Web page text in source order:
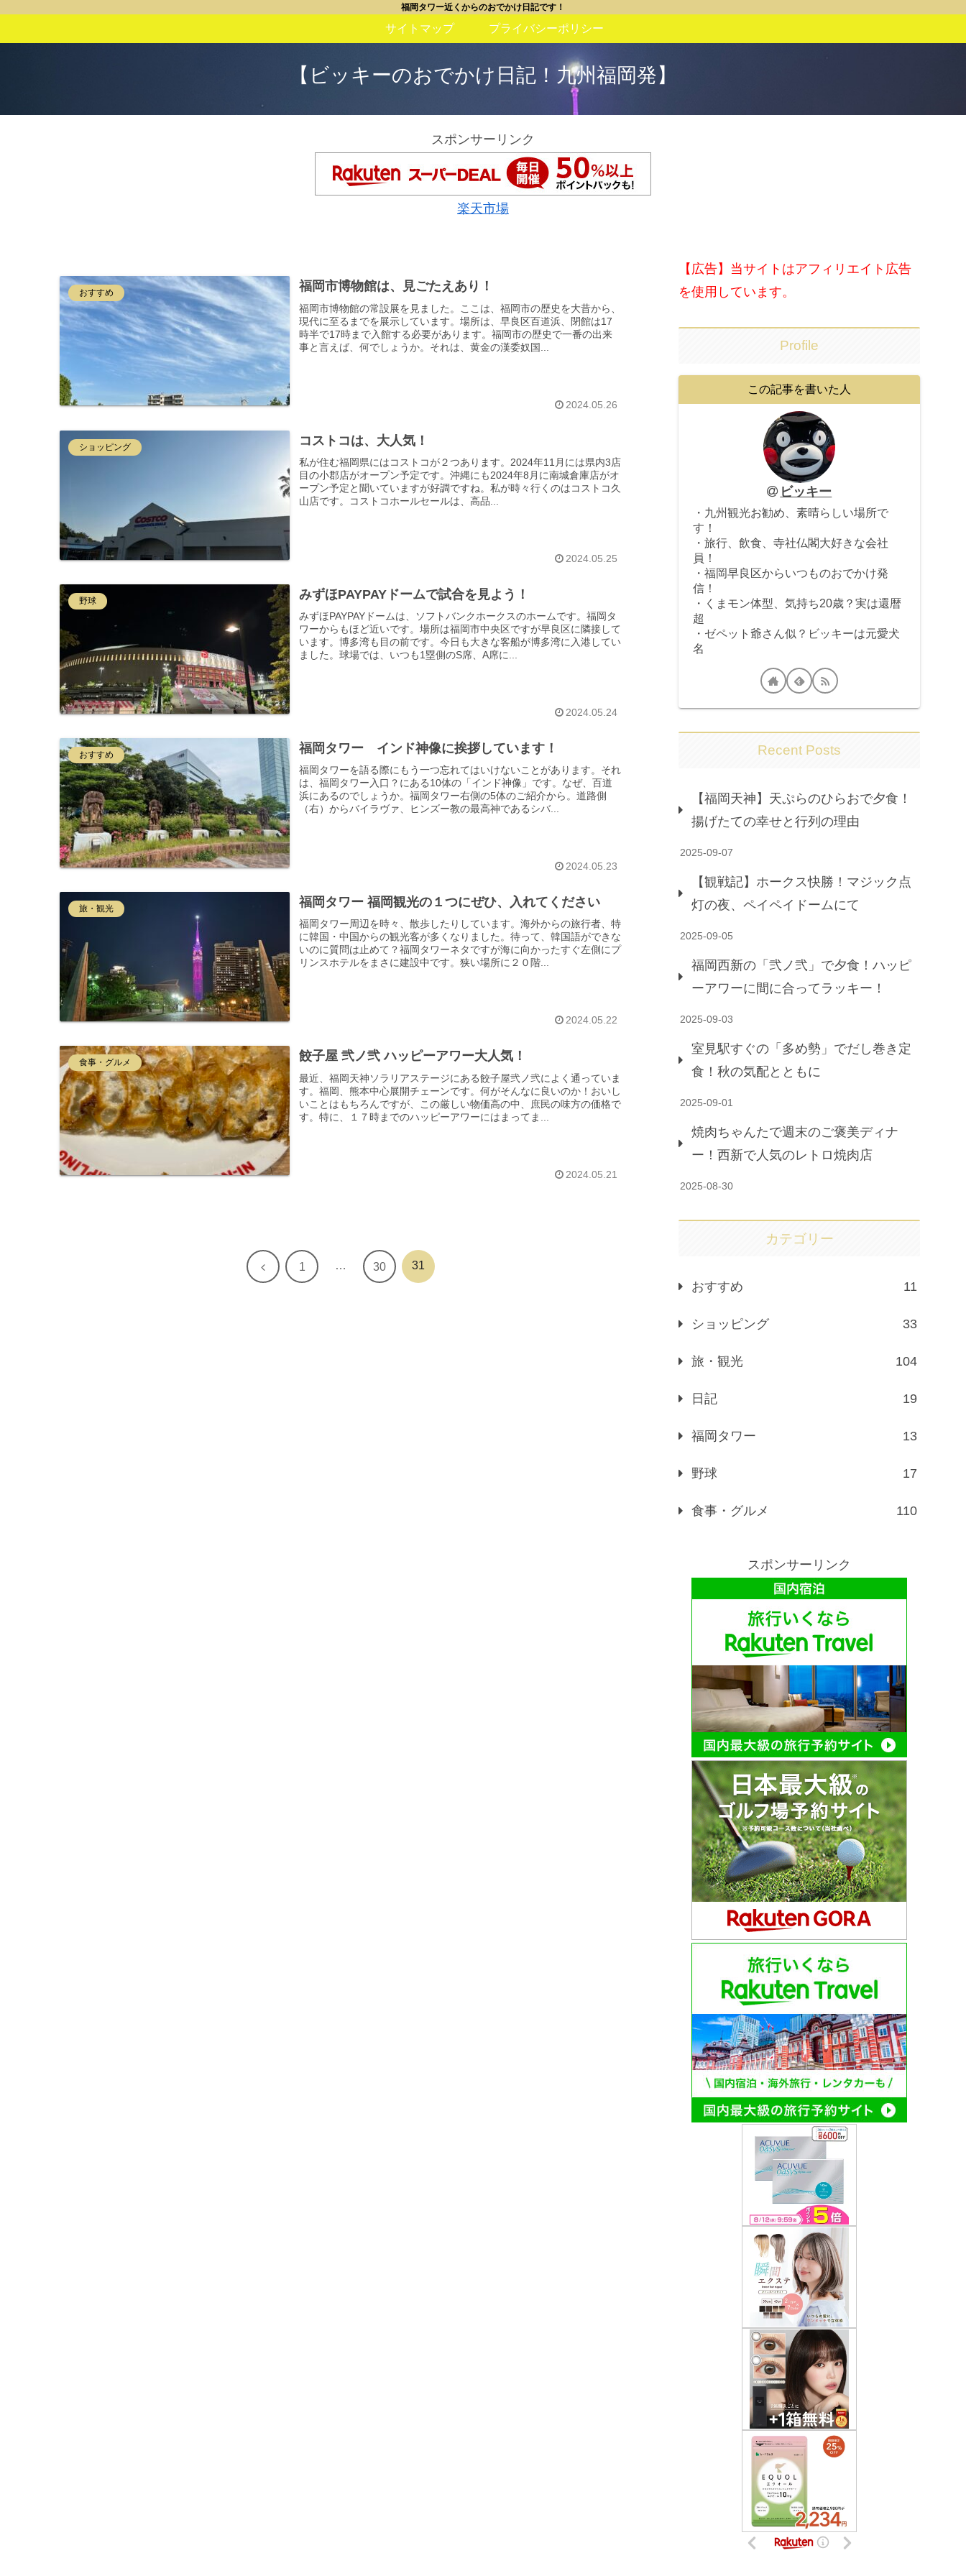
福岡タワー近くからのおでかけ日記です！
【ビッキーのおでかけ日記！九州福岡発】
サイトマップ プライバシーポリシー
スポンサーリンク
楽天市場
おすすめ 福岡市博物館は、見ごたえあり！
福岡市博物館の常設展を見ました。ここは、福岡市の歴史を大昔から、
現代に至るまでを展示しています。場所は、早良区百道浜、閉館は17
時半で17時まで入館する必要があります。福岡市の歴史で一番の出来
事と言えば、何でしょうか。それは、黄金の漢委奴国...
2024.05.26
ショッピング コストコは、大人気！
私が住む福岡県にはコストコが２つあります。2024年11月には県内3店
目の小郡店がオープン予定です。沖縄にも2024年8月に南城倉庫店がオ
ープン予定と聞いていますが好調ですね。私が時々行くのはコストコ久
山店です。コストコホールセールは、高品...
2024.05.25
野球 みずほPAYPAYドームで試合を見よう！
みずほPAYPAYドームは、ソフトバンクホークスのホームです。福岡タ
ワーからもほど近いです。場所は福岡市中央区ですが早良区に隣接して
います。博多湾も目の前です。今日も大きな客船が博多湾に入港してい
ました。球場では、いつも1塁側のS席、A席に...
2024.05.24
おすすめ 福岡タワー インド神像に挨拶しています！
福岡タワーを語る際にもう一つ忘れてはいけないことがあります。それ
は、福岡タワー入口？にある10体の「インド神像」です。なぜ、百道
浜にあるのでしょうか。福岡タワー右側の5体のご紹介から。道路側
（右）からバイラヴァ、ヒンズー教の最高神であるシバ...
2024.05.23
旅・観光 福岡タワー 福岡観光の１つにぜひ、入れてください
福岡タワー周辺を時々、散歩したりしています。海外からの旅行者、特
に韓国・中国からの観光客が多くなりました。待って、韓国語ができな
いのに質問は止めて？福岡タワーネタですが海に向かったすぐ左側にプ
リンスホテルをまさに建設中です。狭い場所に２０階...
2024.05.22
食事・グルメ 餃子屋 弐ノ弐 ハッピーアワー大人気！
最近、福岡天神ソラリアステージにある餃子屋弐ノ弐によく通っていま
す。福岡、熊本中心展開チェーンです。何がそんなに良いのか！おいし
いことはもちろんですが、この厳しい物価高の中、庶民の味方の価格で
す。特に、１７時までのハッピーアワーにはまってま...
2024.05.21
前 1 … 30 31
【広告】当サイトはアフィリエイト広告
を使用しています。
Profile
この記事を書いた人
ビッキー
・九州観光お勧め、素晴らしい場所で
す！
・旅行、飲食、寺社仏閣大好きな会社
員！
・福岡早良区からいつものおでかけ発
信！
・くまモン体型、気持ち20歳？実は還暦
超
・ゼペット爺さん似？ビッキーは元愛犬
名
Recent Posts
【福岡天神】天ぷらのひらおで夕食！
揚げたての幸せと行列の理由
2025-09-07
【観戦記】ホークス快勝！マジック点
灯の夜、ペイペイドームにて
2025-09-05
福岡西新の「弐ノ弐」で夕食！ハッピ
ーアワーに間に合ってラッキー！
2025-09-03
室見駅すぐの「多め勢」でだし巻き定
食！秋の気配とともに
2025-09-01
焼肉ちゃんたで週末のご褒美ディナ
ー！西新で人気のレトロ焼肉店
2025-08-30
カテゴリー
おすすめ 11
ショッピング 33
旅・観光 104
日記 19
福岡タワー 13
野球 17
食事・グルメ 110
スポンサーリンク